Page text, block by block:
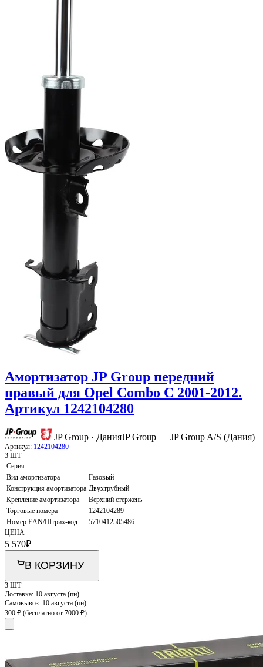
Амортизатор JP Group передний
правый для Opel Combo C 2001-2012.
Артикул 1242104280
JP Group · ДанияJP Group — JP Group A/S (Дания)
Артикул: 1242104280
3 ШТ
Серия
Вид амортизатора
Газовый
Конструкция амортизатора Двухтрубный
Крепление амортизатора
Верхний стержень
Торговые номера
1242104289
Номер EAN/Штрих-код
5710412505486
ЦЕНА
5 570₽
В КОРЗИНУ
3 ШТ
Доставка: 10 августа (пн)
Самовывоз: 10 августа (пн)
300 ₽ (бесплатно от 7000 ₽)